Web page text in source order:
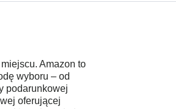
Amazon to
wyboru – od
podarunkowej
oferującej